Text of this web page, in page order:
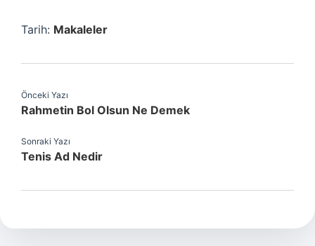
Tarih: Makaleler
Önceki Yazı
Rahmetin Bol Olsun Ne Demek
Sonraki Yazı
Tenis Ad Nedir